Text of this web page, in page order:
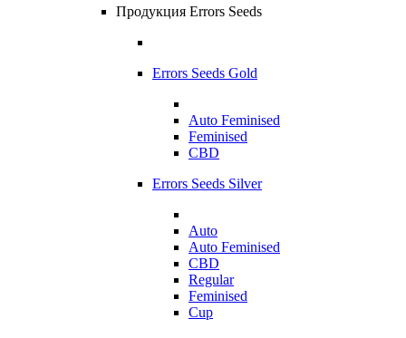
Продукция Errors Seeds
Errors Seeds Gold
Auto Feminised
Feminised
CBD
Errors Seeds Silver
Auto
Auto Feminised
CBD
Regular
Feminised
Cup